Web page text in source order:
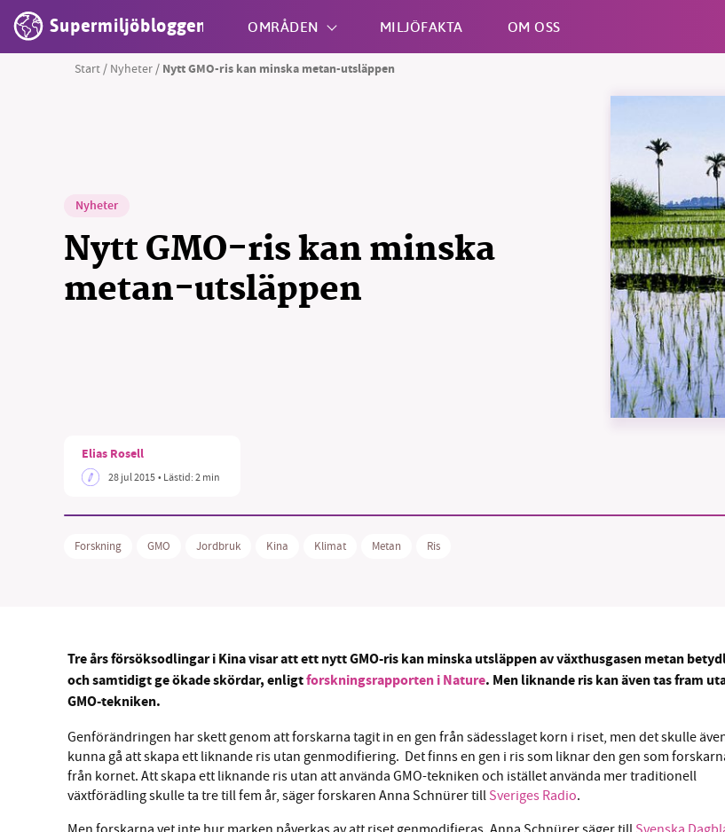
Supermiljöbloggen OMRÅDEN MILJÖFAKTA OM OSS
Start / Nyheter / Nytt GMO-ris kan minska metan-utsläppen
Nyheter
Nytt GMO-ris kan minska
metan-utsläppen
Elias Rosell
28 jul 2015• Lästid:2 min
Forskning GMO Jordbruk Kina Klimat Metan Ris
Tre års försöksodlingar i Kina visar att ett nytt GMO-ris kan minska utsläppen av växthusgasen metan
och samtidigt ge ökade skördar, enligtforskningsrapporten i Nature. Men liknande ris kan även tas fram
GMO-tekniken.
Genförändringen har skett genom att forskarna tagit in en gen från sädesslaget korn i riset, men det skulle
kunna gå att skapa ett liknande ris utan genmodifiering. Det finns en gen i ris som liknar den gen som
från kornet. Att skapa ett liknande ris utan att använda GMO-tekniken och istället använda mer traditionell
växtförädling skulle ta tre till fem år, säger forskaren Anna Schnürer till Sveriges Radio.
SMB kämpar för en hållbar framtid. Sedan
nyhetsbevakning och granskningar. Nu vill vi
1231368703